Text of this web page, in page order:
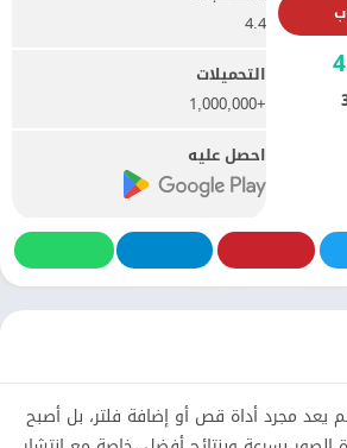
4.4
التحميلات
+1,000,000
احصل عليه
يعد مجرد أداة قص أو إضافة فلتر، بل أصبح